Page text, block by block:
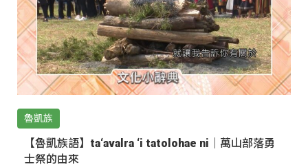
魯凱族
【魯凱族語】ta‘avalra ‘i tatolohae ni｜萬山部落勇
士祭的由來